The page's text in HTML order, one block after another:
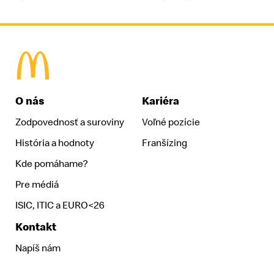
O nás
Zodpovednosť a suroviny
História a hodnoty
Kde pomáhame?
Pre médiá
ISIC, ITIC a EURO<26
Kariéra
Voľné pozície
Franšízing
Kontakt
Napíš nám